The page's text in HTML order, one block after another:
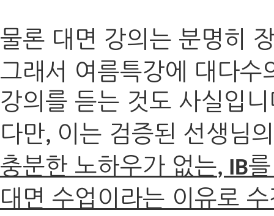
물론 대면 강의는 분명히
그래서 여름특강에 대다수
강의를 듣는 것도 사실입니
다만, 이는 검증된 선생님
충분한 노하우가 없는, IB
대면 수업이라는 이유로